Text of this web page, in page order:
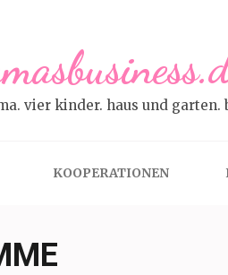
vier kinder. haus und garten.
KOOPERATIONEN